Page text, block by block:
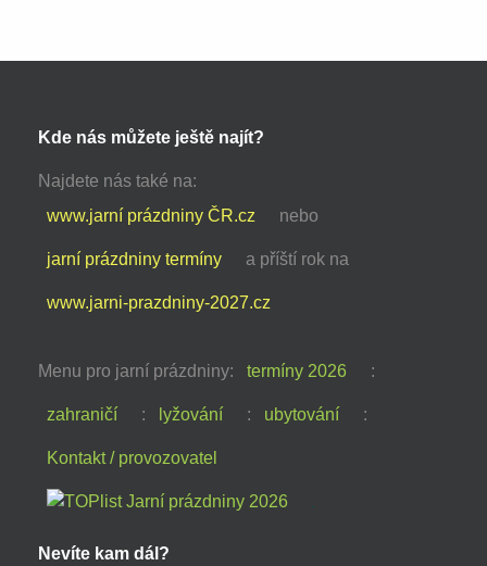
Kde nás můžete ještě najít?
Najdete nás také na:
www.jarní prázdniny ČR.cz
nebo
jarní prázdniny termíny a příští rok na
www.jarni-prazdniny-2027.cz
Menu pro jarní prázdniny: termíny 2026 :
zahraničí : lyžování : ubytování :
Kontakt / provozovatel
Nevíte kam dál?